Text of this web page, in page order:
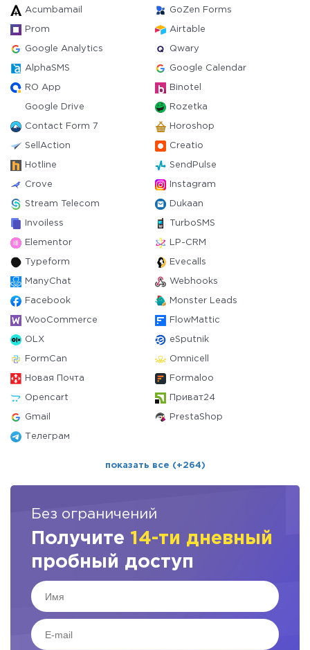
Acumbamail GoZen Forms
Prom Airtable
Google Analytics Qwary
AlphaSMS Google Calendar
RO App Binotel
Google Drive Rozetka
Contact Form 7 Horoshop
SellAction Creatio
Hotline SendPulse
Crove Instagram
Stream Telecom Dukaan
Invoiless TurboSMS
Elementor LP-CRM
Typeform Evecalls
ManyChat Webhooks
Facebook Monster Leads
WooCommerce FlowMattic
OLX eSputnik
FormCan Omnicell
Новая Почта Formaloo
Opencart Приват24
Gmail PrestaShop
Телеграм
показать все (+264)
Без ограничений
Получите 14-ти дневный
пробный доступ